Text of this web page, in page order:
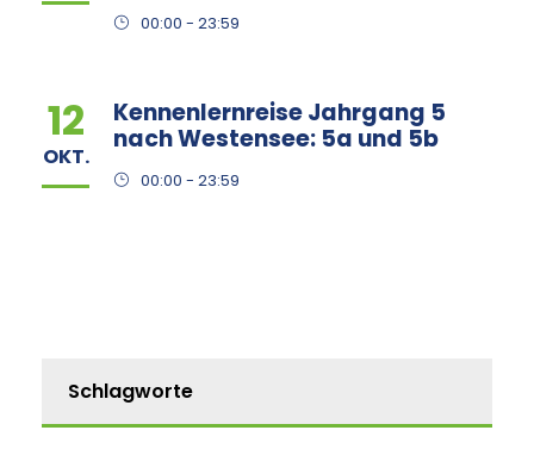
00:00 - 23:59
12
OKT.
Kennenlernreise Jahrgang 5
nach Westensee: 5a und 5b
00:00 - 23:59
Schlagworte